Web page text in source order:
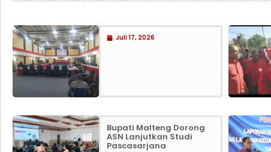
Juli 17, 2026
Bupati Malteng Dorong
ASN Lanjutkan Studi
Pascasarjana